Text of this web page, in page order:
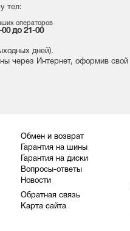
тел:
операторов
00 до 21-00
дней).
через Интернет, оформив свой
Обмен и возврат
Гарантия на шины
Гарантия на диски
Вопросы-ответы
Новости
Обратная связь
Карта сайта